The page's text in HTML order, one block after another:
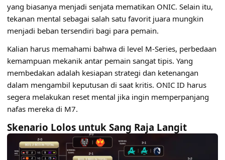
yang biasanya menjadi senjata mematikan ONIC. Selain itu,
tekanan mental sebagai salah satu favorit juara mungkin
menjadi beban tersendiri bagi para pemain.
Kalian harus memahami bahwa di level M-Series, perbedaan
kemampuan mekanik antar pemain sangat tipis. Yang
membedakan adalah kesiapan strategi dan ketenangan
dalam mengambil keputusan di saat kritis. ONIC ID harus
segera melakukan reset mental jika ingin memperpanjang
nafas mereka di M7.
Skenario Lolos untuk Sang Raja Langit